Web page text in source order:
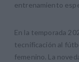
entrenamiento
En la temporada
tecnificación al
femenino. La